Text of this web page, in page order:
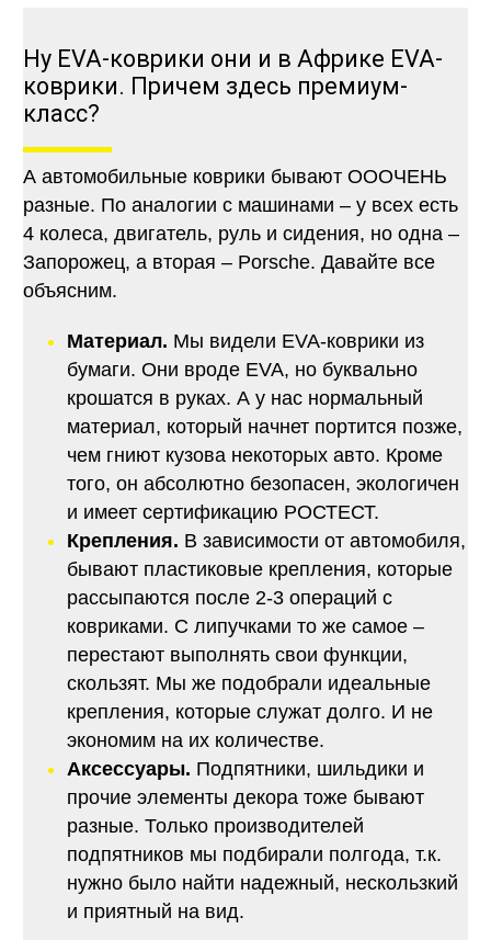
Ну EVA-коврики они и в Африке EVA-
коврики. Причем здесь премиум-
класс?
А автомобильные коврики бывают ОООЧЕНЬ
разные. По аналогии с машинами – у всех есть
4 колеса, двигатель, руль и сидения, но одна –
Запорожец, а вторая – Porsche. Давайте все
объясним.
Материал. Мы видели EVA-коврики из
бумаги. Они вроде EVA, но буквально
крошатся в руках. А у нас нормальный
материал, который начнет портится позже,
чем гниют кузова некоторых авто. Кроме
того, он абсолютно безопасен, экологичен
и имеет сертификацию РОСТЕСТ.
Крепления. В зависимости от автомобиля,
бывают пластиковые крепления, которые
рассыпаются после 2-3 операций с
ковриками. С липучками то же самое –
перестают выполнять свои функции,
скользят. Мы же подобрали идеальные
крепления, которые служат долго. И не
экономим на их количестве.
Аксессуары. Подпятники, шильдики и
прочие элементы декора тоже бывают
разные. Только производителей
подпятников мы подбирали полгода, т.к.
нужно было найти надежный, нескользкий
и приятный на вид.